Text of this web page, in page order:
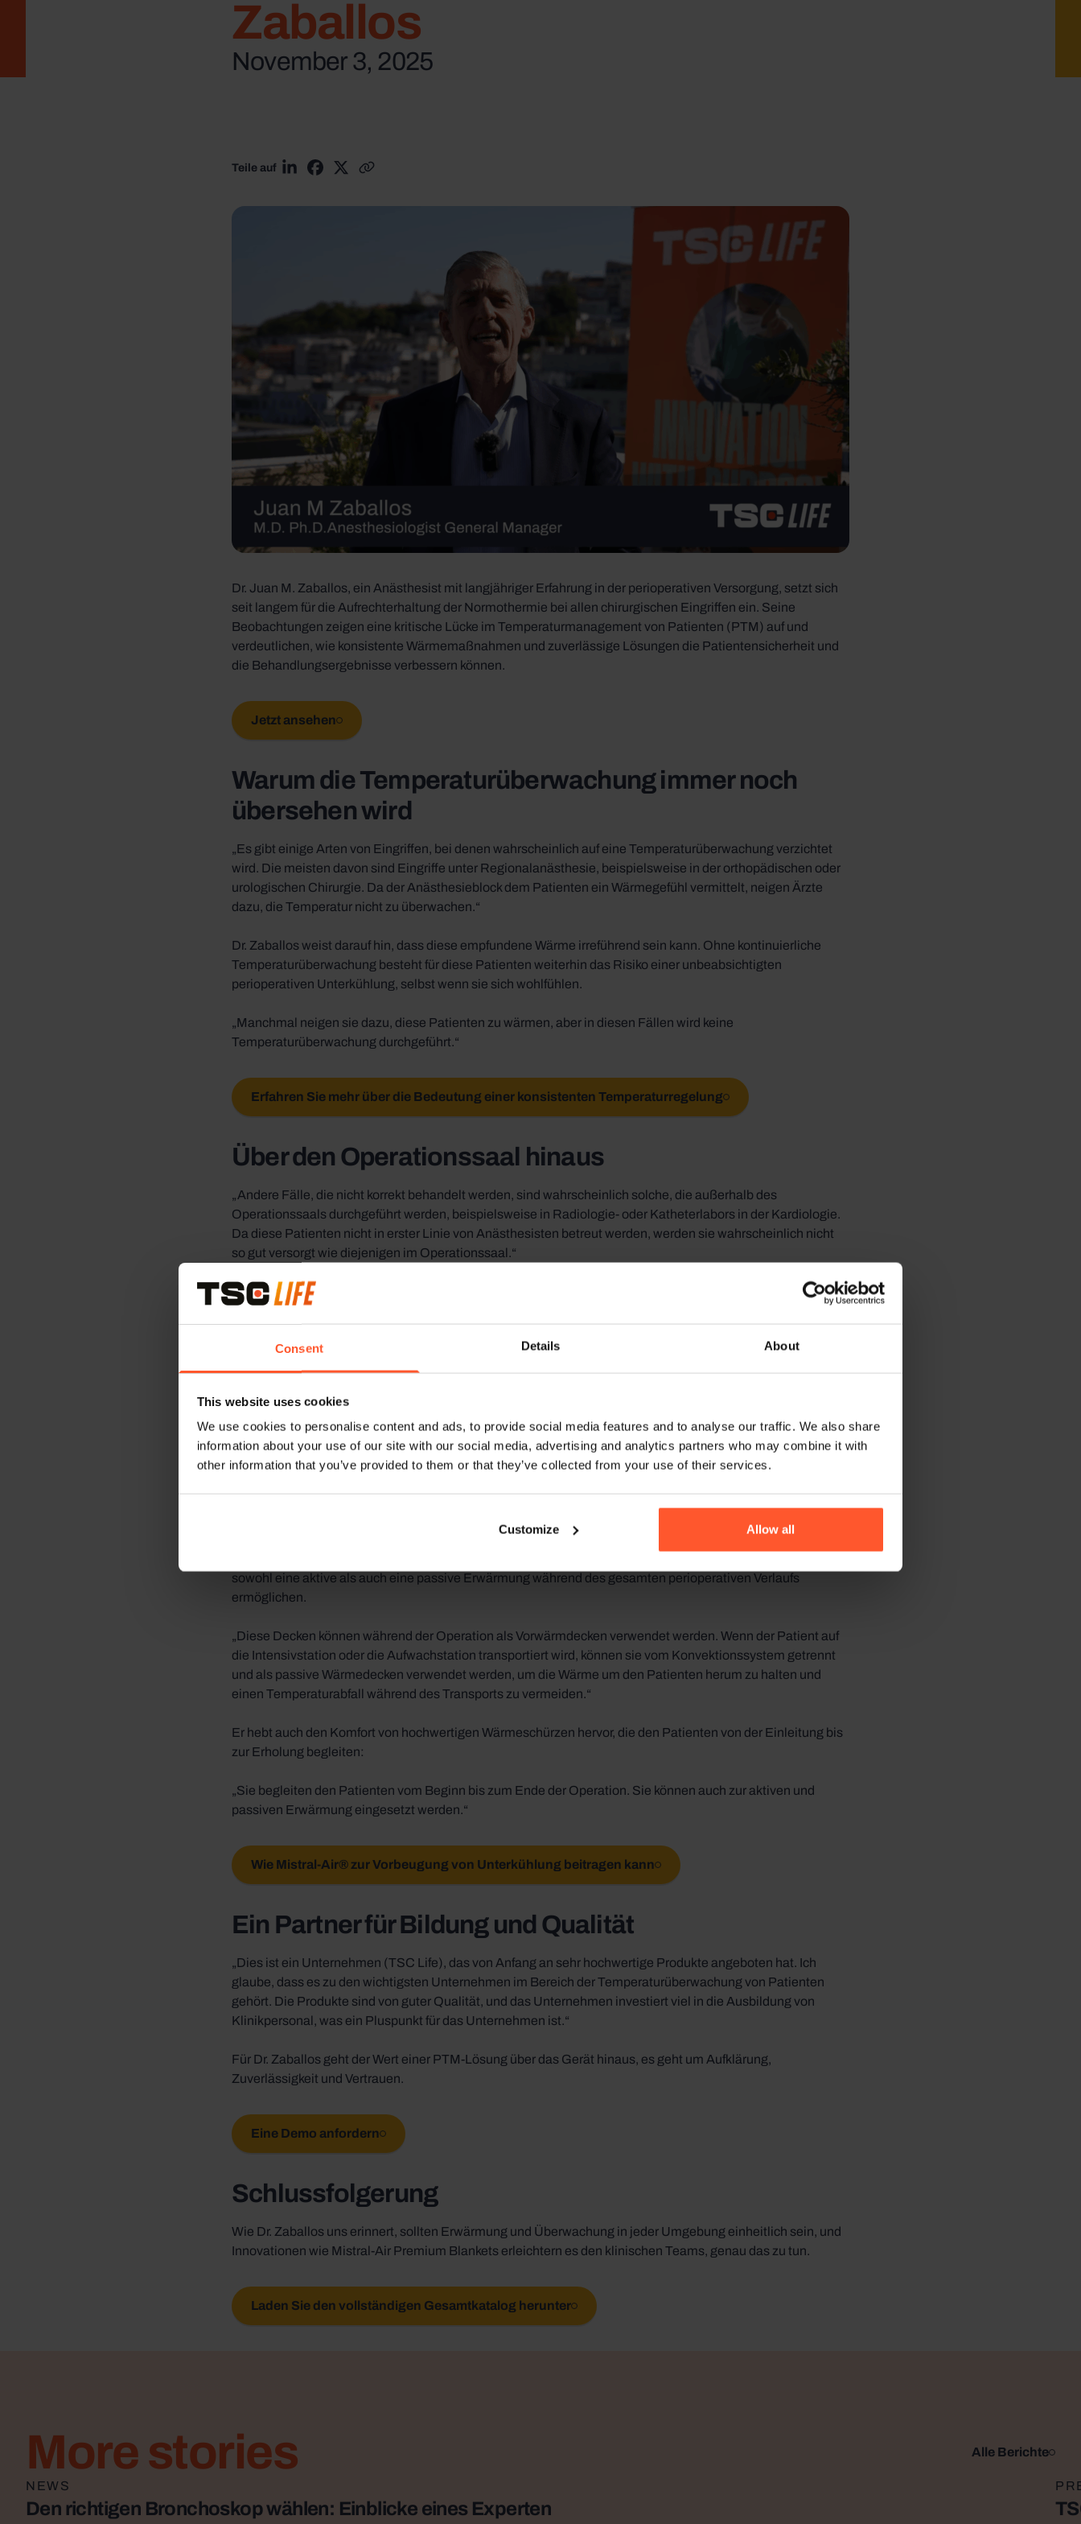
Consent Details About
This website uses cookies
We use cookies to personalise content and ads, to provide social media features and to analyse our traffic. We also share
information about your use of our site with our social media, advertising and analytics partners who may combine it with
other information that you’ve provided to them or that they’ve collected from your use of their services.
Customize Allow all
Zaballos
November 3, 2025
Teile auf
Teilen via LinkedIn
Teilen auf Facebook
Teilen auf X
Link kopieren
Dr. Juan M. Zaballos, ein Anästhesist mit langjähriger Erfahrung in der perioperativen Versorgung, setzt sich
seit langem für die Aufrechterhaltung der Normothermie bei allen chirurgischen Eingriffen ein. Seine
Beobachtungen zeigen eine kritische Lücke im Temperaturmanagement von Patienten (PTM) auf und
verdeutlichen, wie konsistente Wärmemaßnahmen und zuverlässige Lösungen die Patientensicherheit und
die Behandlungsergebnisse verbessern können.
Jetzt ansehen
Warum die Temperaturüberwachung immer noch
übersehen wird
„Es gibt einige Arten von Eingriffen, bei denen wahrscheinlich auf eine Temperaturüberwachung verzichtet
wird. Die meisten davon sind Eingriffe unter Regionalanästhesie, beispielsweise in der orthopädischen oder
urologischen Chirurgie. Da der Anästhesieblock dem Patienten ein Wärmegefühl vermittelt, neigen Ärzte
dazu, die Temperatur nicht zu überwachen.“
Dr. Zaballos weist darauf hin, dass diese empfundene Wärme irreführend sein kann. Ohne kontinuierliche
Temperaturüberwachung besteht für diese Patienten weiterhin das Risiko einer unbeabsichtigten
perioperativen Unterkühlung, selbst wenn sie sich wohlfühlen.
„Manchmal neigen sie dazu, diese Patienten zu wärmen, aber in diesen Fällen wird keine
Temperaturüberwachung durchgeführt.“
Erfahren Sie mehr über die Bedeutung einer konsistenten Temperaturregelung
Über den Operationssaal hinaus
„Andere Fälle, die nicht korrekt behandelt werden, sind wahrscheinlich solche, die außerhalb des
Operationssaals durchgeführt werden, beispielsweise in Radiologie- oder Katheterlabors in der Kardiologie.
Da diese Patienten nicht in erster Linie von Anästhesisten betreut werden, werden sie wahrscheinlich nicht
so gut versorgt wie diejenigen im Operationssaal.“
Die Aufrechterhaltung der Normothermie sollte nicht auf den Operationssaal beschränkt sein. Dr. Zaballos
Von aktiver zu passiver Erwärmung mit derselben
Lösung
Dr. Zaballos nutzt das Mistral® Air-System von TSC Life seit dessen Markteinführung in Europa und berichtet
über seine Erfahrungen mit der Entwicklung der konvektiven Heiztechnologie.
sowohl eine aktive als auch eine passive Erwärmung während des gesamten perioperativen Verlaufs
ermöglichen.
„Diese Decken können während der Operation als Vorwärmdecken verwendet werden. Wenn der Patient auf
die Intensivstation oder die Aufwachstation transportiert wird, können sie vom Konvektionssystem getrennt
und als passive Wärmedecken verwendet werden, um die Wärme um den Patienten herum zu halten und
einen Temperaturabfall während des Transports zu vermeiden.“
Er hebt auch den Komfort von hochwertigen Wärmeschürzen hervor, die den Patienten von der Einleitung bis
zur Erholung begleiten:
„Sie begleiten den Patienten vom Beginn bis zum Ende der Operation. Sie können auch zur aktiven und
passiven Erwärmung eingesetzt werden.“
Wie Mistral-Air® zur Vorbeugung von Unterkühlung beitragen kann
Ein Partner für Bildung und Qualität
„Dies ist ein Unternehmen (TSC Life), das von Anfang an sehr hochwertige Produkte angeboten hat. Ich
glaube, dass es zu den wichtigsten Unternehmen im Bereich der Temperaturüberwachung von Patienten
gehört. Die Produkte sind von guter Qualität, und das Unternehmen investiert viel in die Ausbildung von
Klinikpersonal, was ein Pluspunkt für das Unternehmen ist.“
Für Dr. Zaballos geht der Wert einer PTM-Lösung über das Gerät hinaus, es geht um Aufklärung,
Zuverlässigkeit und Vertrauen.
Eine Demo anfordern
Schlussfolgerung
Wie Dr. Zaballos uns erinnert, sollten Erwärmung und Überwachung in jeder Umgebung einheitlich sein, und
Innovationen wie Mistral-Air Premium Blankets erleichtern es den klinischen Teams, genau das zu tun.
Laden Sie den vollständigen Gesamtkatalog herunter
More stories Alle Berichte
NEWS
Den richtigen Bronchoskop wählen: Einblicke eines Experten
Artikel lesen